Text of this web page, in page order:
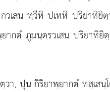
วเสน ทฺวีหิ ปเทหิ ปริยาทิ
ากตํ ภูมนฺตรวเสน ปริยาทิ
วา, ปุน กิริยาพฺยากตํ ทสฺเสนฺ